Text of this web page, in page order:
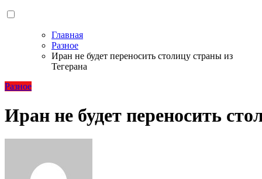
Главная
Разное
Иран не будет переносить столицу страны из
Тегерана
Разное
Иран не будет переносить